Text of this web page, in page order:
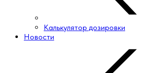
Калькулятор дозировки
Новости